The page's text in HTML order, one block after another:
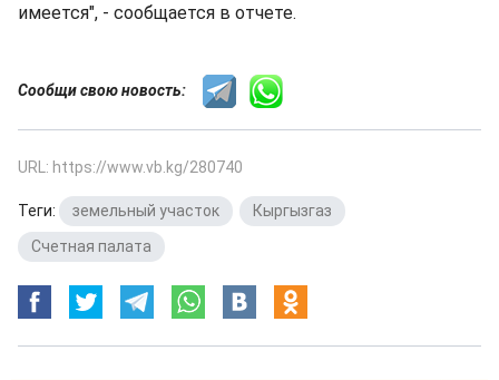
имеется", - сообщается в отчете.
Сообщи свою новость:
URL: https://www.vb.kg/280740
Теги: земельный участок Кыргызгаз
Счетная палата